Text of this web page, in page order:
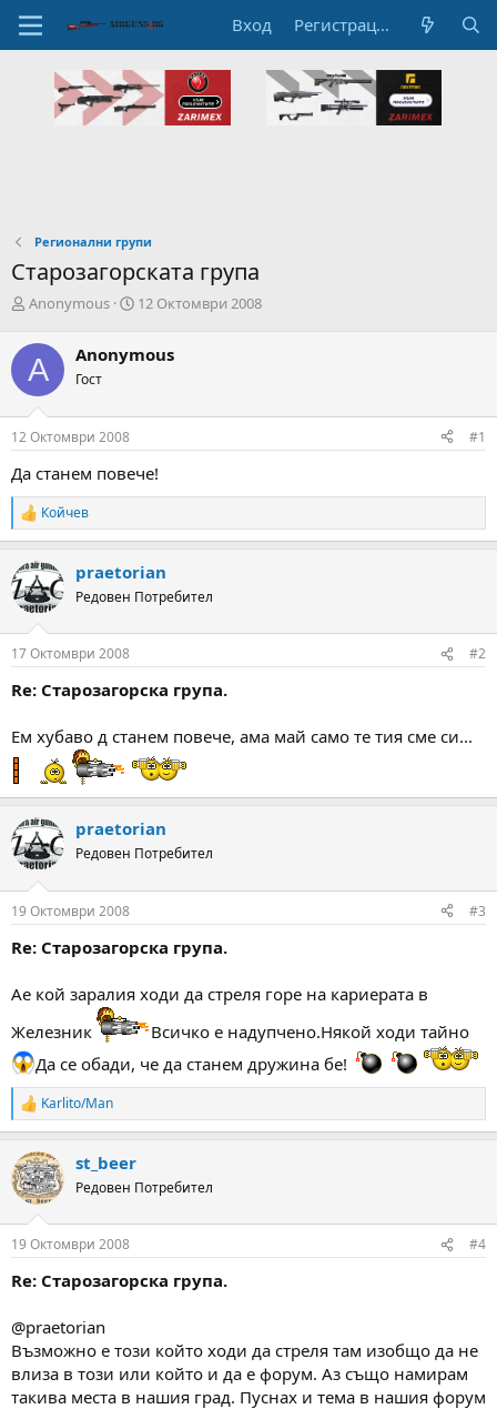
Вход Регистрация
Регионални групи
Старозагорската група
А
т
о
р
н
а
т
м
а
т
а
Anonymous
Н
а
а
т
а
12 Октомври 2008
A Anonymous
Гост
12 Октомври 2008 #1
Да станем повече!
R
e
c
t
i
s
Койчев
praetorian
Редовен Потребител
17 Октомври 2008 #2
Re: Старозагорска група.
Ем хубаво д станем повече, ама май само те тия сме си...
praetorian
Редовен Потребител
19 Октомври 2008 #3
Re: Старозагорска група.
Ае кой заралия ходи да стреля горе на кариерата в
Железник
Всичко е надупчено.Някой ходи тайно
Да се обади, че да станем дружина бе!
R
e
c
t
i
s
Karlito/Man
st_beer
Редовен Потребител
19 Октомври 2008 #4
Re: Старозагорска група.
@praetorian
Възможно е този който ходи да стреля там изобщо да не
влиза в този или който и да е форум. Аз също намирам
такива места в нашия град. Пуснах и тема в нашия форум